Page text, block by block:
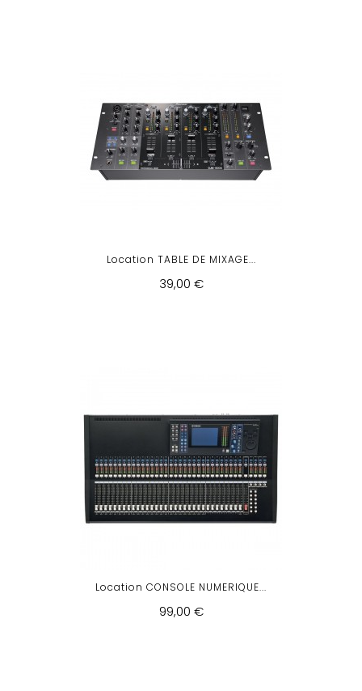
Location TABLE DE MIXAGE...
39,00 €
Location CONSOLE NUMERIQUE...
99,00 €